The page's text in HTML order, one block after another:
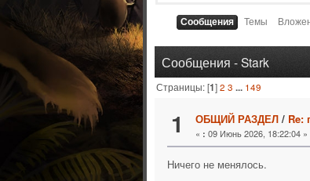
Сообщения Темы
Сообщения - Stark
Страницы: [1]2 3 ... 149
1 ОБЩИЙ РАЗДЕЛ/ Re:
« : 09 Июнь 2026, 18:22:04 »
Ничего не менялось.